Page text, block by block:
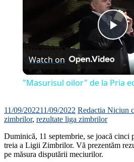
Watch on
"Masurisul oilor" de la Pria
11/09/202211/09/2022 Redactia Niciun
zimbrilor, rezultate liga zimbrilor
Duminică, 11 septembrie, se joacă cinci
treia a Ligii Zimbrilor. Vă prezentăm
pe măsura disputării meciurilor.